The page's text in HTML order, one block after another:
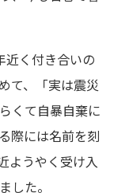
近く付き合いの
て、「実は震災
くて自暴自棄に
際には名前を刻
ようやく受け入
した。